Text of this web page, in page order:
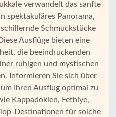
verwandelt das sanfte
spektakuläres Panorama,
Schmuckstücke
Ausflüge bieten eine
die beeindruckenden
ruhigen und mystischen
Informieren Sie sich über
Ihren Ausflug optimal zu
Kappadokien, Fethiye,
Destinationen für solche